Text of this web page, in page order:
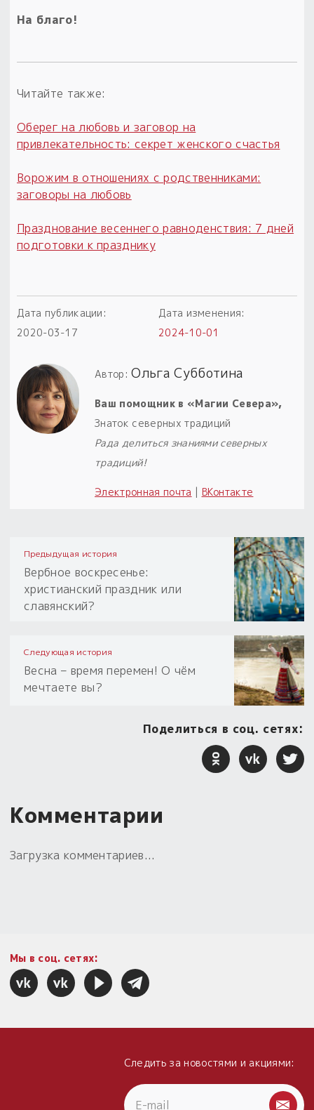
На благо!
Читайте также:
Оберег на любовь и заговор на
привлекательность: секрет женского счастья
Ворожим в отношениях с родственниками:
заговоры на любовь
Празднование весеннего равноденствия: 7 дней
подготовки к празднику
Дата публикации:
2020-03-17
Дата изменения:
2024-10-01
Автор:Ольга Субботина
Ваш помощник в «Магии Севера»,
Знаток северных традиций
Рада делиться знаниями северных
традиций!
Электронная почта | ВКонтакте
Предыдущая история
Вербное воскресенье:
христианский праздник или
славянский?
Следующая история
Весна – время перемен! О чём
мечтаете вы?
Поделиться в соц. сетях:
Комментарии
Загрузка комментариев...
Мы в соц. сетях:
Следить за новостями и акциями: